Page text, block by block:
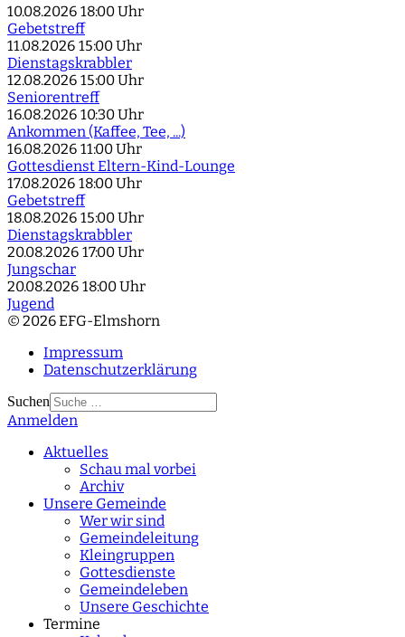
10.08.2026 18:00 Uhr
Gebetstreff
11.08.2026 15:00 Uhr
Dienstagskrabbler
12.08.2026 15:00 Uhr
Seniorentreff
16.08.2026 10:30 Uhr
Ankommen (Kaffee, Tee, ...)
16.08.2026 11:00 Uhr
Gottesdienst Eltern-Kind-Lounge
17.08.2026 18:00 Uhr
Gebetstreff
18.08.2026 15:00 Uhr
Dienstagskrabbler
20.08.2026 17:00 Uhr
Jungschar
20.08.2026 18:00 Uhr
Jugend
© 2026 EFG-Elmshorn
Impressum
Datenschutzerklärung
Suchen
Type 2 or more
Anmelden
Aktuelles
Schau mal vorbei
Archiv
Unsere Gemeinde
Wer wir sind
Gemeindeleitung
Kleingruppen
Gottesdienste
Gemeindeleben
Unsere Geschichte
Termine